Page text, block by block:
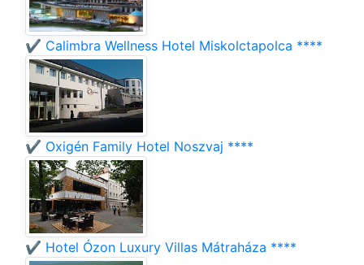
✔️ Calimbra Wellness Hotel Miskolctapolca ****
✔️ Oxigén Family Hotel Noszvaj ****
✔️ Hotel Ózon Luxury Villas Mátraháza ****